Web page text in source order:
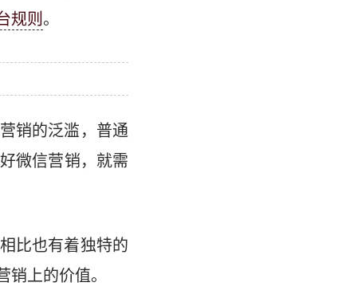
规则 。
销的泛滥，普通
微信营销，就需
比也有着独特的
上的价值。